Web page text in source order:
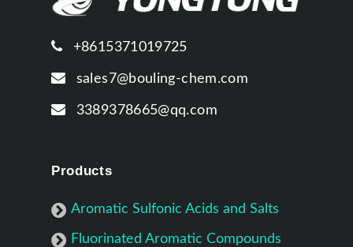
+8615371019725
sales7@bouling-chem.com
3389378665@qq.com
Products
Aromatic Sulfonic Acids and Salts
Fluorinated Aromatic Compounds